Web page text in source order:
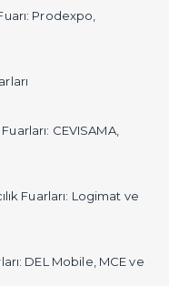
Prodexpo,
CEVISAMA,
Fuarları: Logimat ve
DEL Mobile, MCE ve